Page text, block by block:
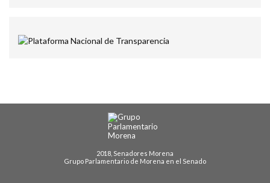
2018, Senadores Morena
Grupo Parlamentario de Morena en el Senado